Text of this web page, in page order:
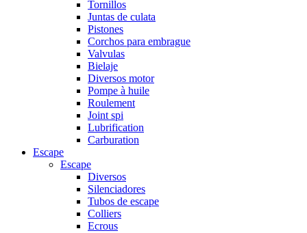
Tornillos
Juntas de culata
Pistones
Corchos para embrague
Valvulas
Bielaje
Diversos motor
Pompe à huile
Roulement
Joint spi
Lubrification
Carburation
Escape
Escape
Diversos
Silenciadores
Tubos de escape
Colliers
Ecrous